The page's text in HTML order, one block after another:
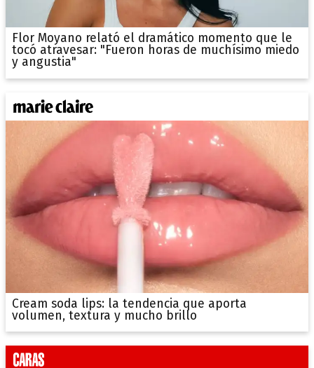
Flor Moyano relató el dramático momento que le
tocó atravesar: "Fueron horas de muchísimo miedo
y angustia"
Cream soda lips: la tendencia que aporta
volumen, textura y mucho brillo